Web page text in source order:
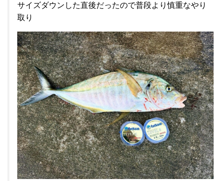
サイズダウンした直後だったので普段より慎重なやり
取り